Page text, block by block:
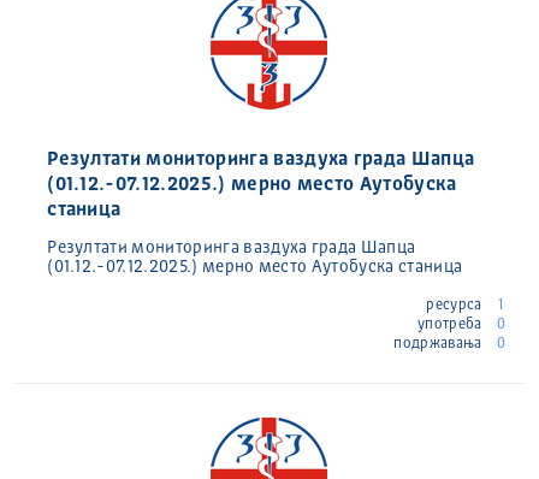
Резултати мониторинга ваздуха града Шапца
(01.12.-07.12.2025.) мерно место Аутобуска
станица
Резултати мониторинга ваздуха града Шапца
(01.12.-07.12.2025.) мерно место Аутобуска станица
ресурса
1
употреба
0
подржавања
0